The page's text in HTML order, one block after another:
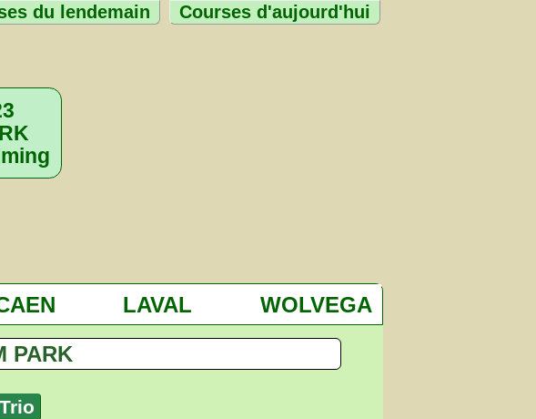
du lendemain Courses d'aujourd'hui
LAVAL WOLVEGA
PARK
Trio